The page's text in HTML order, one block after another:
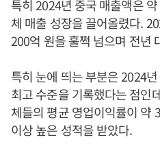
특히 2024년 중국 매출액은
체 매출 성장을 끌어올렸다.
200억 원을 훌쩍 넘으며 전년
특히 눈에 띄는 부분은 2024
최고 수준을 기록했다는 점인
체들의 평균 영업이익률이 약
이상 높은 성적을 받았다.